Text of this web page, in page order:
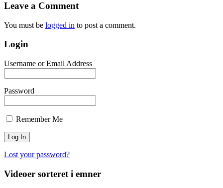
Leave a Comment
You must be logged in to post a comment.
Login
Username or Email Address
Password
Remember Me
Lost your password?
Videoer sorteret i emner